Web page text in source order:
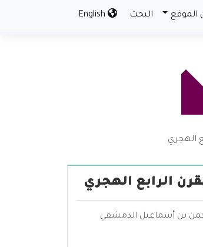
الموقع البحث
الهجري
الرابع الهجري
بن أسماعيل الدمشقي